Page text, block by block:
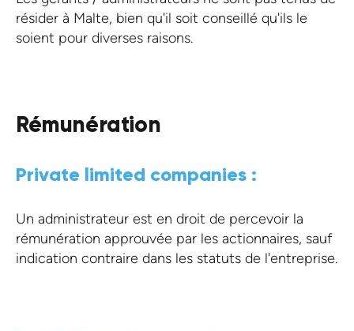
résider à Malte, bien qu'il soit conseillé qu'ils le
soient pour diverses raisons.
Rémunération
Private limited companies :
Un administrateur est en droit de percevoir la
rémunération approuvée par les actionnaires, sauf
indication contraire dans les statuts de l'entreprise.